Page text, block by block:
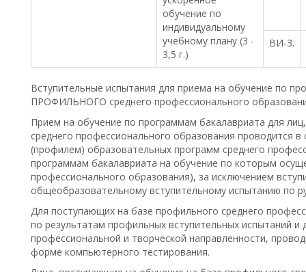
обучение по
индивидуальному
учебному плану (3 -
3,5 г.)
ВИ-3.
Вступительные испытания для приема на обучение по
ПРОФИЛЬНОГО среднего профессионального
Прием на обучение по программам бакалавриата для
среднего профессионального образования проводится
(профилем) образовательных программ среднего
программам бакалавриата на обучение по которым
профессионального образования), за исключением
общеобразовательному вступительному испытанию по
Для поступающих на базе профильного среднего
по результатам профильных вступительных испытаний
профессиональной и творческой направленности,
форме компьютерного тестирования.